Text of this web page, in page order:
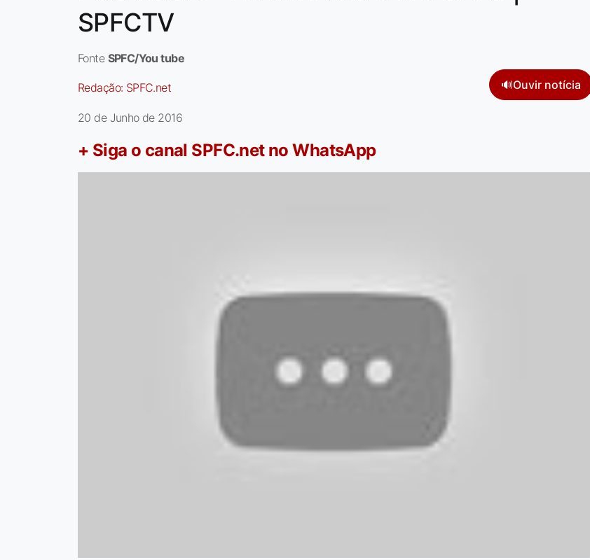
SPFCTV
Fonte SPFC/You tube
Redação: SPFC.net 🔊Ouvir notícia
20 de Junho de 2016
+ Siga o canal SPFC.net no WhatsApp